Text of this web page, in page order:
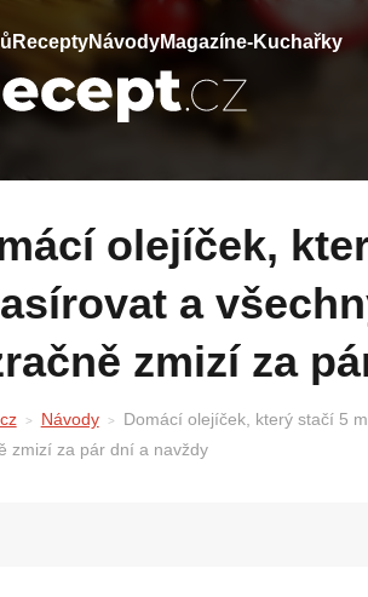
ReceptyNávodyMagazíne-Kuchařky
a
zmizí za
Návody
Domácí olejíček, který stačí 5
zmizí za pár dní a navždy